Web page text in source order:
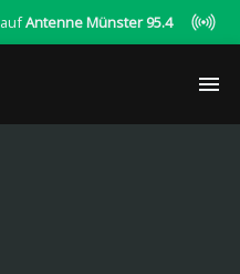
aufAntenne Münster 95.4